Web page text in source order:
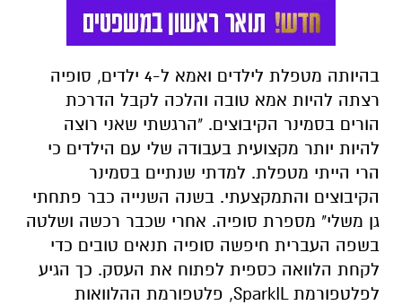
בהיותה מטפלת לילדים ואמא ל-4 ילדים, סופיה
רצתה להיות אמא טובה והלכה לקבל הדרכת
הורים בסמינר הקיבוצים. "הרגשתי שאני רוצה
להיות יותר מקצועית בעבודה שלי עם הילדים כי
הרי הייתי מטפלת. למדתי שנתיים בסמינר
הקיבוצים והתמקצעתי. בשנה השנייה כבר פתחתי
גן משלי" מספרת סופיה. אחרי שכבר רכשה ושלטה
בשפה העברית חיפשה סופיה תנאים טובים כדי
לקחת הלוואה כספית לפתוח את העסק. כך הגיע
לפלטפורמת SparkIL, פלטפורמת ההלוואות